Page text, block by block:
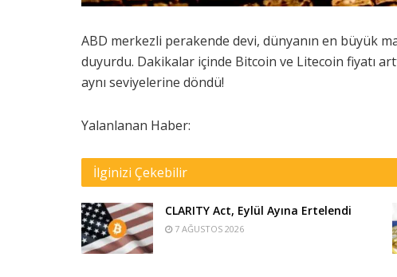
ABD merkezli perakende devi, dünyanın en büyük
duyurdu. Dakikalar içinde Bitcoin ve Litecoin fiyatı
aynı seviyelerine döndü!
Yalanlanan Haber:
İlginizi Çekebilir
CLARITY Act, Eylül Ayına Ertelendi
7 AĞUSTOS 2026